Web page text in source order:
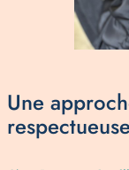
Une